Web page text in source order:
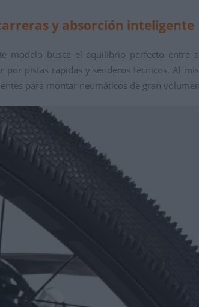
y absorción inteligente
modelo busca el equilibrio perfecto entre
por pistas rápidas y senderos técnicos. Al
para montar neumáticos de gran